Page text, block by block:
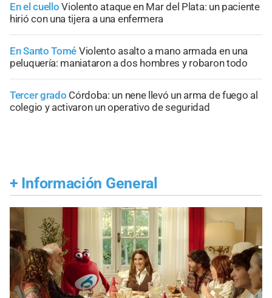
En el cuello Violento ataque en Mar del Plata: un paciente
hirió con una tijera a una enfermera
En Santo Tomé Violento asalto a mano armada en una
peluquería: maniataron a dos hombres y robaron todo
Tercer grado Córdoba: un nene llevó un arma de fuego al
colegio y activaron un operativo de seguridad
+ Información General